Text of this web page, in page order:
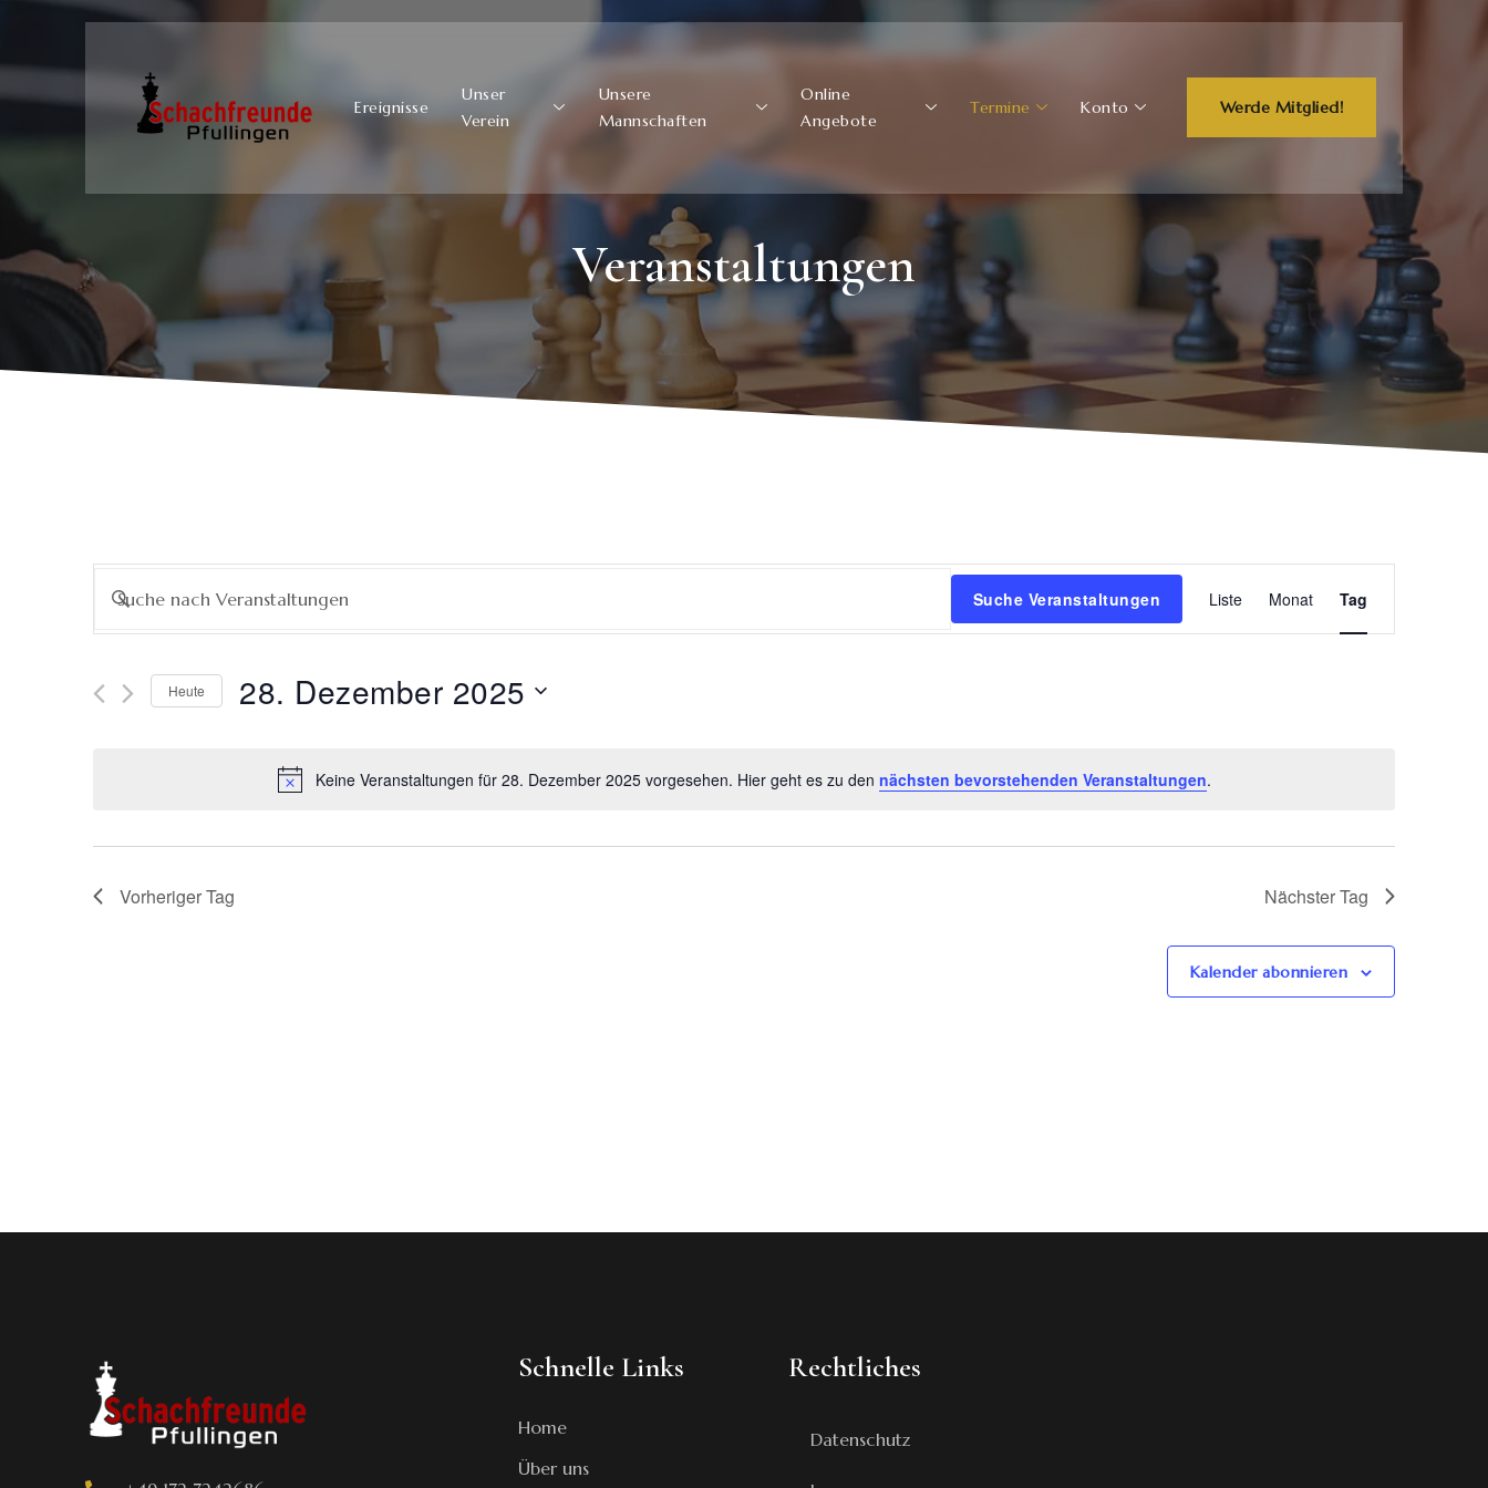
Ereignisse
Unser
Verein
Unsere
Mannschaften
Online
Angebote
Termine Konto Werde Mitglied!
Veranstaltungen
Keine Veranstaltungen für 28. Dezember 2025 vorgesehen. Hier geht es zu den nächsten bevorstehenden Veranstaltungen.
Veranstaltungen
Suche
und
Ansichten,
Navigation
Bitte
nach
Suche Veranstaltungen
Ansichten-
Liste Monat Tag
Heute 28. Dezember 2025
Vorheriger Tag Nächster Tag
Kalender abonnieren
Schnelle Links
Home
Über uns
Rechtliches
Datenschutz